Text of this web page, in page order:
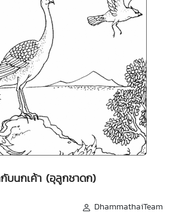
บนกเค้า (อุลูกชาดก)
DhammathaiTeam